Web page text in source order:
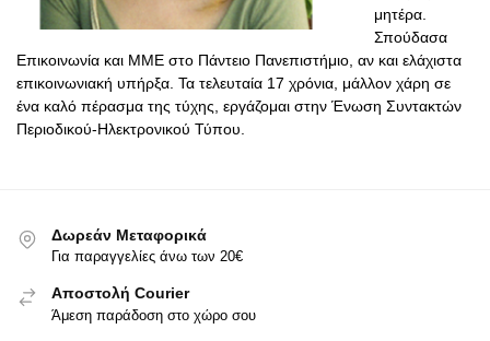
μητέρα.
Σπούδασα
Επικοινωνία και ΜΜΕ στο Πάντειο Πανεπιστήμιο, αν και ελάχιστα
επικοινωνιακή υπήρξα. Τα τελευταία 17 χρόνια, μάλλον χάρη σε
ένα καλό πέρασμα της τύχης, εργάζομαι στην Ένωση Συντακτών
Περιοδικού-Ηλεκτρονικού Τύπου.
Δωρεάν Μεταφορικά
Για παραγγελίες άνω των 20€
Αποστολή Courier
Άμεση παράδοση στο χώρο σου